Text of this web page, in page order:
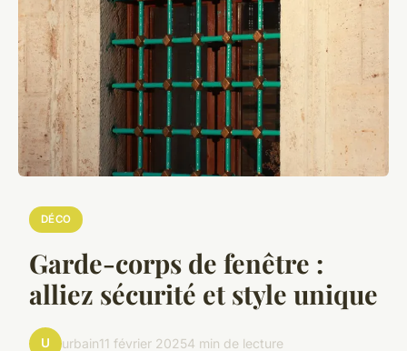
DÉCO
Garde-corps de fenêtre :
alliez sécurité et style unique
U urbain11 février 20254 min de lecture